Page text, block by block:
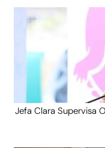
Jefa Clara Supervisa